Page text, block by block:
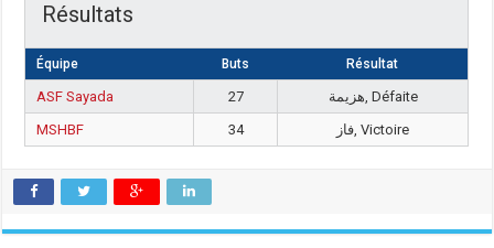
Résultats
Équipe Buts Résultat
ASF Sayada 27
هزيمة, Défaite
MSHBF
34 فاز, Victoire